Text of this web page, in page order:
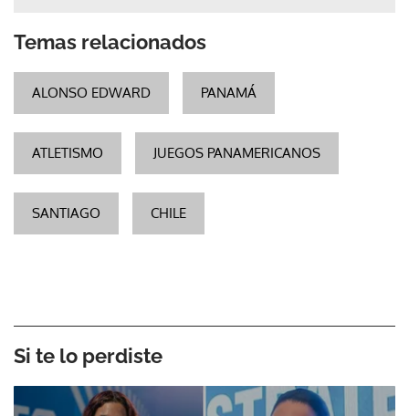
Temas relacionados
ALONSO EDWARD PANAMÁ
ATLETISMO JUEGOS PANAMERICANOS
SANTIAGO CHILE
Si te lo perdiste